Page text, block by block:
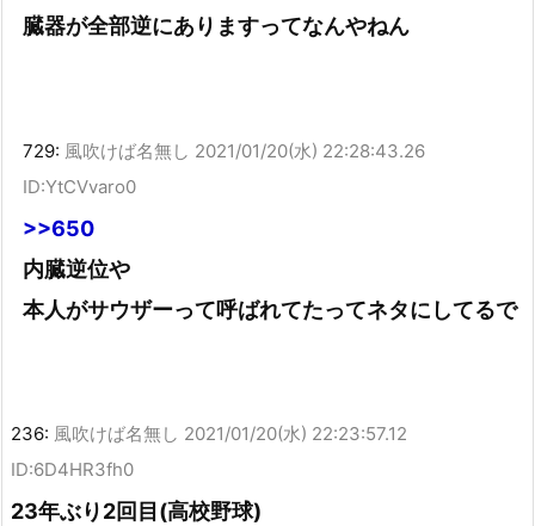
臓器が全部逆にありますってなんやねん
729: 風吹けば名無し 2021/01/20(水) 22:28:43.26
ID:YtCVvaro0
>>650
内臓逆位や
本人がサウザーって呼ばれてたってネタにしてるで
236: 風吹けば名無し 2021/01/20(水) 22:23:57.12
ID:6D4HR3fh0
23年ぶり2回目(高校野球)